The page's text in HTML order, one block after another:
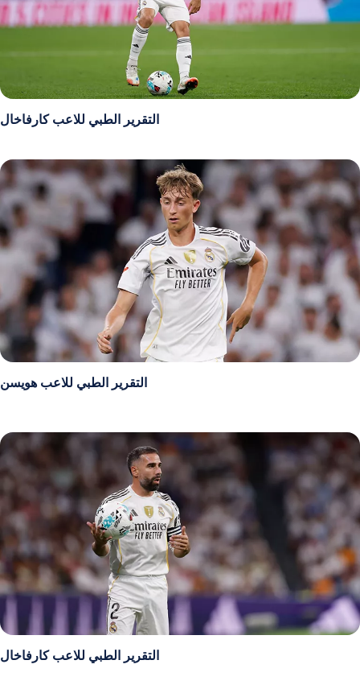
التقرير الطبي للاعب كارفاخال
التقرير الطبي للاعب هويسن
التقرير الطبي للاعب كارفاخال